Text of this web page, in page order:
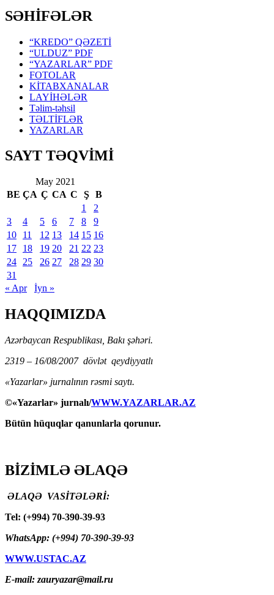
SƏHİFƏLƏR
“KREDO” QƏZETİ
“ULDUZ” PDF
“YAZARLAR” PDF
FOTOLAR
KİTABXANALAR
LAYİHƏLƏR
Təlim-təhsil
TƏLTİFLƏR
YAZARLAR
SAYT TƏQVİMİ
May 2021
BE ÇA Ç CA C Ş
B
1
2
3
4 5 6 7 8
9
10
11 12 13 14 15 16
17
18 19 20 21 22 23
24
25 26 27 28 29 30
31
« Apr
İyn »
HAQQIMIZDA
Azərbaycan Respublikası, Bakı şəhəri.
2319 – 16/08/2007 dövlət qeydiyyatlı
«Yazarlar» jurnalının rəsmi saytı.
©«Yazarlar» jurnalı/WWW.YAZARLAR.AZ
Bütün hüquqlar qanunlarla qorunur.
BİZİMLƏ ƏLAQƏ
ƏLAQƏ VASİTƏLƏRİ:
Tel: (+994) 70-390-39-93
WhatsApp: (+994) 70-390-39-93
WWW.USTAC.AZ
E-mail: zauryazar@mail.ru